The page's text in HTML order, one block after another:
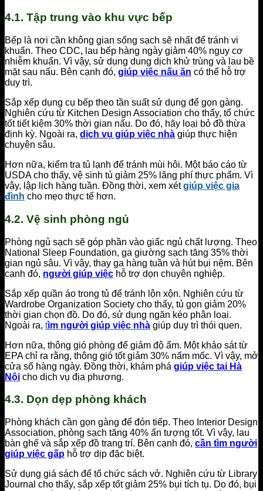
4.1. Tập trung vào khu vực bếp
Bếp là nơi cần không gian sống sạch sẽ nhất để tránh vi
khuẩn. Theo CDC, lau bếp hàng ngày giảm 40% nguy cơ
nhiễm khuẩn. Vì vậy, sử dụng dung dịch khử trùng và lau bề
mặt sau nấu. Bên cạnh đó, giúp việc nấu ăn có thể hỗ trợ
duy trì.
Sắp xếp dụng cụ bếp theo tần suất sử dụng để gọn gàng.
Nghiên cứu từ Kitchen Design Association cho thấy, tổ chức
tốt tiết kiệm 30% thời gian nấu. Do đó, hãy loại bỏ đồ thừa
định kỳ. Ngoài ra, dịch vụ giúp việc nhà giúp thực hiện
chuyên sâu.
Hơn nữa, kiểm tra tủ lạnh để tránh mùi hôi. Một báo cáo từ
USDA cho thấy, vệ sinh tủ giảm 25% lãng phí thực phẩm. Vì
vậy, lập lịch hàng tuần. Đồng thời, xem xétgiúp việc gia
đình cho mẹo thực tế hơn.
4.2. Vệ sinh phòng ngủ
Phòng ngủ sạch sẽ góp phần vào giấc ngủ chất lượng. Theo
National Sleep Foundation, ga giường sạch tăng 35% thời
gian ngủ sâu. Vì vậy, thay ga hàng tuần và hút bụi nệm. Bên
cạnh đó, người giúp việc hỗ trợ dọn chuyên nghiệp.
Sắp xếp quần áo trong tủ để tránh lộn xộn. Nghiên cứu từ
Wardrobe Organization Society cho thấy, tủ gọn giảm 20%
thời gian chọn đồ. Do đó, sử dụng ngăn kéo phân loại.
Ngoài ra, tìm người giúp việc nhà giúp duy trì thói quen.
Hơn nữa, thông gió phòng để giảm độ ẩm. Một khảo sát từ
EPA chỉ ra rằng, thông gió tốt giảm 30% nấm mốc. Vì vậy, mở
cửa sổ hàng ngày. Đồng thời, khám phá giúp việc tại Hà
Nội cho dịch vụ địa phương.
4.3. Dọn dẹp phòng khách
Phòng khách cần gọn gàng để đón tiếp. Theo Interior Design
Association, phòng sạch tăng 40% ấn tượng tốt. Vì vậy, lau
bàn ghế và sắp xếp đồ trang trí. Bên cạnh đó, cần tìm người
giúp việc gấp hỗ trợ dịp đặc biệt.
Sử dụng giá sách để tổ chức sách vở. Nghiên cứu từ Library
Journal cho thấy, sắp xếp tốt giảm 25% bụi tích tụ. Do đó, bụi